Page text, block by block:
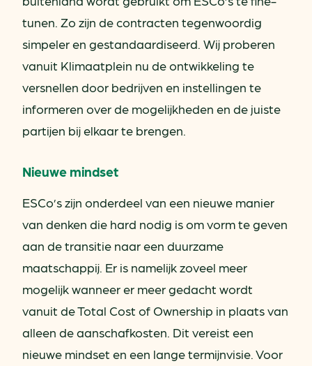
tunen. Zo zijn de contracten tegenwoordig
simpeler en gestandaardiseerd. Wij proberen
vanuit Klimaatplein nu de ontwikkeling te
versnellen door bedrijven en instellingen te
informeren over de mogelijkheden en de juiste
partijen bij elkaar te brengen.
Nieuwe mindset
ESCo’s zijn onderdeel van een nieuwe manier
van denken die hard nodig is om vorm te geven
aan de transitie naar een duurzame
maatschappij. Er is namelijk zoveel meer
mogelijk wanneer er meer gedacht wordt
vanuit de Total Cost of Ownership in plaats van
alleen de aanschafkosten. Dit vereist een
nieuwe mindset en een lange termijnvisie. Voor